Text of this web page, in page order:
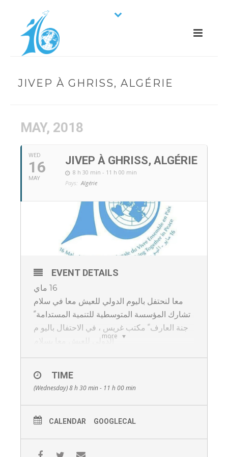
JIVEP À GHRISS, ALGÉRIE
MAY, 2018
WED
16
MAY
JIVEP À GHRISS, ALGÉRIE
8 h 30 min - 11 h 00 min
Pays: Algérie
more
EVENT DETAILS
16 ماي
معا لنحتفل باليوم الدولي للعيش معا في سلام
تشارك المؤسسة المتوسطية للتنمية المستدامة ً
جنة العارف ً مكتب غريس ، في الاحتفال باليو م
الدولي للعيش معا بسلام
كونو في الموعد ،
حظوركم مهم لنقول للعالم ان غريس ارض .
TIME
(Wednesday) 8 h 30 min - 11 h 00 min
CALENDAR GOOGLECAL